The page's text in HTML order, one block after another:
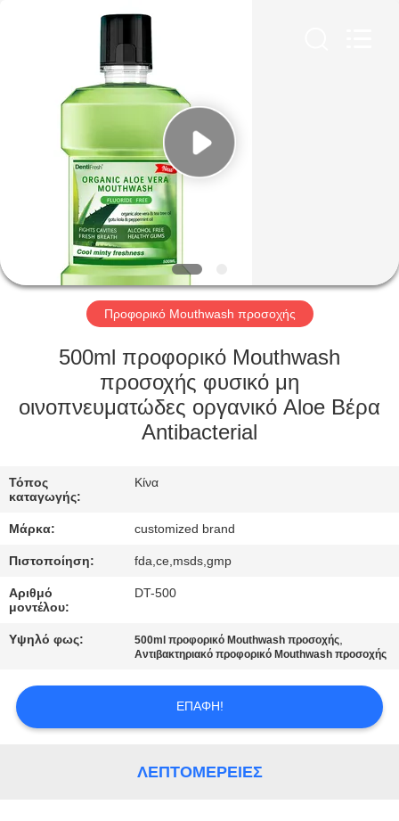
ΣΠΊΤΙ
ΠΡΟΪΌΝΤΑ
ΒΊΝΤΕΟ
ΠΕΡΊΠΟΥ
ΕΜΕΊΣ
ΓΎΡΟΣ
ΕΡΓΟΣΤΑΣΊΩΝ
ΠΟΙΟΤΙΚΌΣ
ΜΑΣ
ΕΛΆΤΕ
ΕΠΑΦΉ
ΜΕ
ΖΗΤΉΣΤΕ
ΈΝΑ
Προφορικό Mouthwash προσοχής
500ml προφορικό Mouthwash
προσοχής φυσικό μη
οινοπνευματώδες οργανικό Aloe Βέρα
Antibacterial
Τόπος
καταγωγής:
Κίνα
Μάρκα: customized brand
Πιστοποίηση: fda,ce,msds,gmp
Αριθμό
μοντέλου:
DT-500
Υψηλό φως: 500ml προφορικό Mouthwash προσοχής,
Αντιβακτηριακό προφορικό Mouthwash προσοχής
ΕΠΑΦΉ!
ΛΕΠΤΟΜΈΡΕΙΕΣ